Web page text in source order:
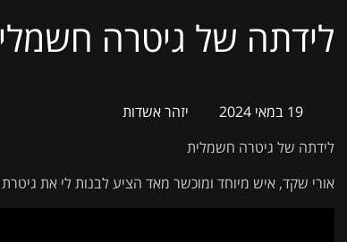
לידתה של גיטרה
19 במאי 2024
יזהר אשדות
לידתה של גיטרה חשמלית
אורי שקד, איש מיוחד ומוכשר מאד הציע לבנות לי את